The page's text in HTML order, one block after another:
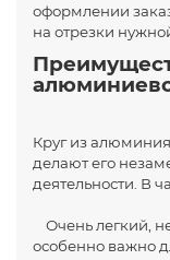
оформлении
на отрезки
Круг из
делают его
деятельности. В
Очень легкий,
особенно важно